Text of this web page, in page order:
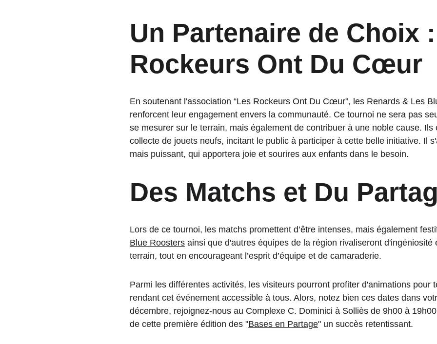
Un Partenaire de Choix
Rockeurs Ont Du Cœur
En soutenant l'association “Les Rockeurs Ont Du Cœur”, les Renards & Les
renforcent leur engagement envers la communauté. Ce tournoi ne sera pas
se mesurer sur le terrain, mais également de contribuer à une noble cause. Ils
collecte de jouets neufs, incitant le public à participer à cette belle initiative. Il
mais puissant, qui apportera joie et sourires aux enfants dans le besoin.
Des Matchs et Du
Lors de ce tournoi, les matchs promettent d’être intenses, mais également
Blue Roosters ainsi que d'autres équipes de la région rivaliseront d'ingéniosité
terrain, tout en encourageant l’esprit d’équipe et de camaraderie.
Parmi les différentes activités, les visiteurs pourront profiter d'animations pour
rendant cet événement accessible à tous. Alors, notez bien ces dates dans
décembre, rejoignez-nous au Complexe C. Dominici à Solliès de 9h00 à
de cette première édition des "Bases en Partage" un succès retentissant.